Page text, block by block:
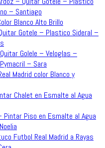
– Santiago
Blanco Alto Brillo
Gotele – Plastico Sideral –
Golele – Veloglas –
– Sara
Madrid color Blanco y
Chalet en Esmalte al Agua
Pintar Piso en Esmalte al Agua
Futbol Real Madrid a Rayas